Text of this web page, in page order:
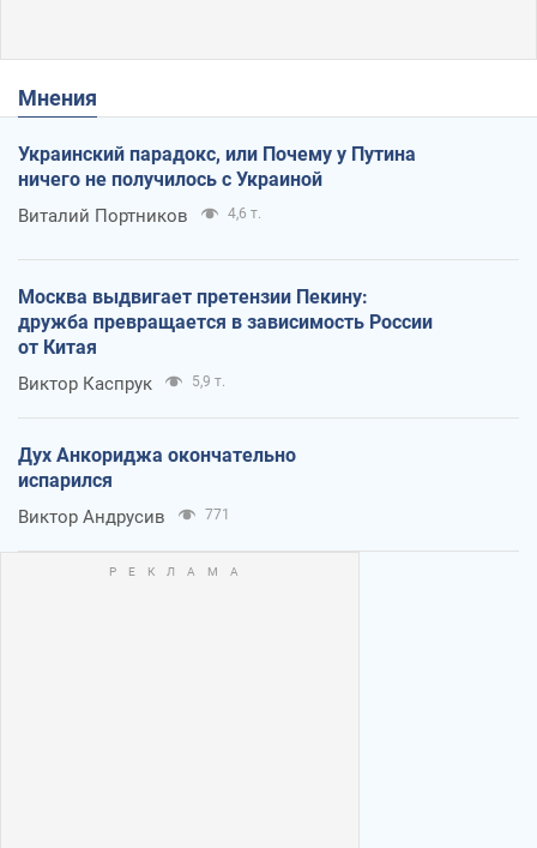
Мнения
Украинский парадокс, или Почему у Путина
ничего не получилось с Украиной
Виталий Портников 4,6 т.
Москва выдвигает претензии Пекину:
дружба превращается в зависимость России
от Китая
Виктор Каспрук 5,9 т.
Дух Анкориджа окончательно
испарился
Виктор Андрусив 771